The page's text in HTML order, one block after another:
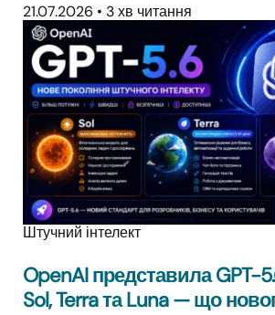
21.07.2026 • 3 хв читання
Штучний інтелект
OpenAI представила GPT-
Sol, Terra та Luna — що